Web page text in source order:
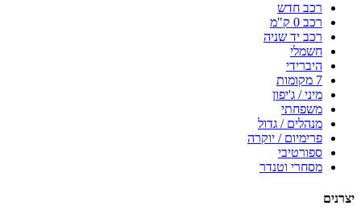
רכב חדש
רכב 0 ק"מ
רכב יד שניה
חשמלי
היברידי
7 מקומות
מיני / ג'יפון
משפחתי
מנהלים / גדול
פרימיום / יוקרה
ספורטיבי
מסחרי וטנדר
יצרנים